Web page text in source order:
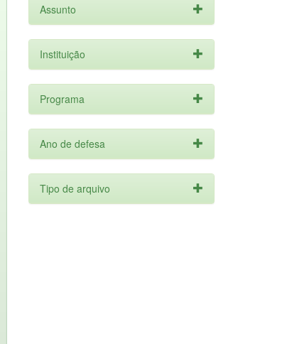
Assunto
Instituição
Programa
Ano de defesa
Tipo de arquivo